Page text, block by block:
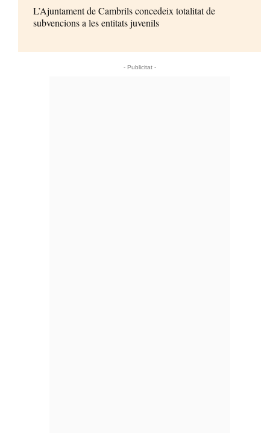
L’Ajuntament de Cambrils concedeix totalitat de
subvencions a les entitats juvenils
- Publicitat -